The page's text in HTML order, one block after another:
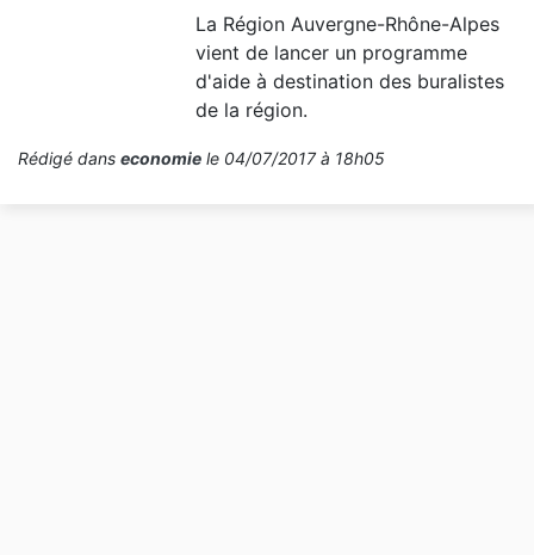
La Région Auvergne-Rhône-Alpes
vient de lancer un programme
d'aide à destination des buralistes
de la région.
Rédigé dans economie le 04/07/2017 à 18h05